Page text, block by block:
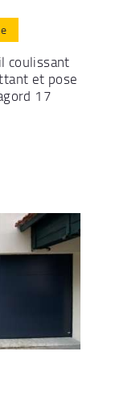
coulissant
et pose
17